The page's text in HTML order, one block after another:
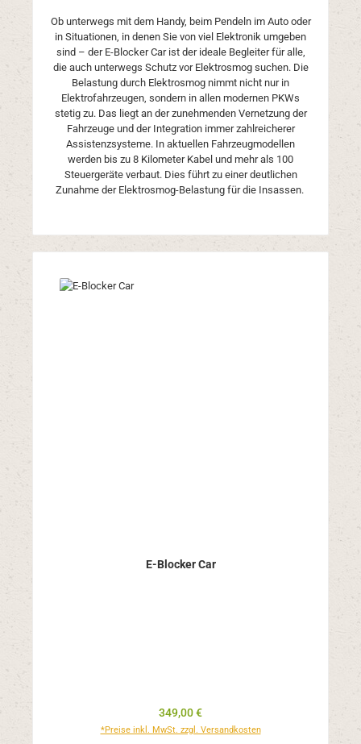
Ob unterwegs mit dem Handy, beim Pendeln im Auto oder
in Situationen, in denen Sie von viel Elektronik umgeben
sind – der E-Blocker Car ist der ideale Begleiter für alle,
die auch unterwegs Schutz vor Elektrosmog suchen. Die
Belastung durch Elektrosmog nimmt nicht nur in
Elektrofahrzeugen, sondern in allen modernen PKWs
stetig zu. Das liegt an der zunehmenden Vernetzung der
Fahrzeuge und der Integration immer zahlreicherer
Assistenzsysteme. In aktuellen Fahrzeugmodellen
werden bis zu 8 Kilometer Kabel und mehr als 100
Steuergeräte verbaut. Dies führt zu einer deutlichen
Zunahme der Elektrosmog-Belastung für die Insassen.
E-Blocker Car
Regulärer Preis:
349,00 €
*Preise inkl. MwSt. zzgl. Versandkosten